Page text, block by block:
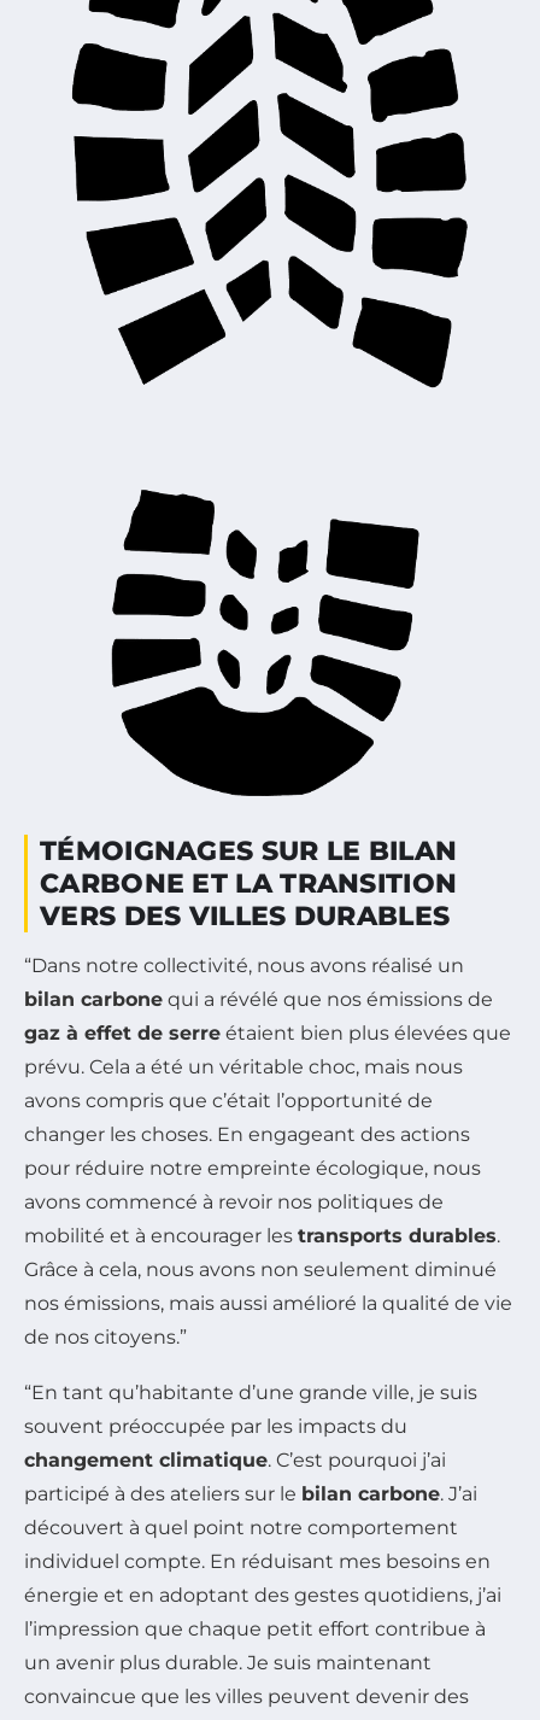
TÉMOIGNAGES SUR LE BILAN
CARBONE ET LA TRANSITION
VERS DES VILLES DURABLES
“Dans notre collectivité, nous avons réalisé un
bilan carbone qui a révélé que nos émissions de
gaz à effet de serre étaient bien plus élevées que
prévu. Cela a été un véritable choc, mais nous
avons compris que c’était l’opportunité de
changer les choses. En engageant des actions
pour réduire notre empreinte écologique, nous
avons commencé à revoir nos politiques de
mobilité et à encourager les transports durables.
Grâce à cela, nous avons non seulement diminué
nos émissions, mais aussi amélioré la qualité de vie
de nos citoyens.”
“En tant qu’habitante d’une grande ville, je suis
souvent préoccupée par les impacts du
changement climatique. C’est pourquoi j’ai
participé à des ateliers sur le bilan carbone. J’ai
découvert à quel point notre comportement
individuel compte. En réduisant mes besoins en
énergie et en adoptant des gestes quotidiens, j’ai
l’impression que chaque petit effort contribue à
un avenir plus durable. Je suis maintenant
convaincue que les villes peuvent devenir des